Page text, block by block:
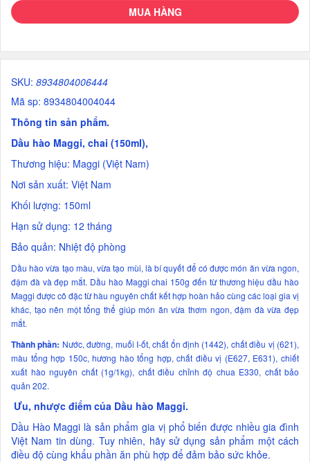
MUA HÀNG
SKU: 8934804006444
Mã sp: 8934804004044
Thông tin sản phẩm.
Dầu hào Maggi, chai (150ml),
Thương hiệu: Maggi (Việt Nam)
Nơi sản xuất: Việt Nam
Khối lượng: 150ml
Hạn sử dụng: 12 tháng
Bảo quản: Nhiệt độ phòng
Dầu hào vừa tạo màu, vừa tạo mùi, là bí quyết để có được món ăn vừa ngon,
đậm đà và đẹp mắt. Dầu hào Maggi chai 150g đến từ thương hiệu dầu hào
Maggi được cô đặc từ hàu nguyên chất kết hợp hoàn hảo cùng các loại gia vị
khác, tạo nên một tổng thể giúp món ăn vừa thơm ngon, đậm đà vừa đẹp
mắt.
Thành phần: Nước, đường, muối I-ốt, chất ổn định (1442), chất điều vị (621),
màu tổng hợp 150c, hương hào tổng hợp, chất điều vị (E627, E631), chiết
xuất hào nguyên chất (1g/1kg), chất điều chỉnh độ chua E330, chất bảo
quản 202.
Ưu, nhược điểm của Dầu hào Maggi.
Dầu Hào Maggi là sản phẩm gia vị phổ biến được nhiều gia đình
Việt Nam tin dùng. Tuy nhiên, hãy sử dụng sản phẩm một cách
điều độ cùng khẩu phần ăn phù hợp để đảm bảo sức khỏe.